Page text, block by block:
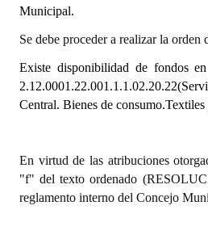
Informes de Gestión
Proyectos Presentados
Dictámenes Asesoría Letrada
Actas de Sesión
Ejecución Presupuestaria
Municipal.
Se debe proceder a realizar la orden
Existe disponibilidad de fondos
Central. Bienes de consumo.Textiles
En virtud de las atribuciones
"f" del texto ordenado
reglamento interno del Concejo